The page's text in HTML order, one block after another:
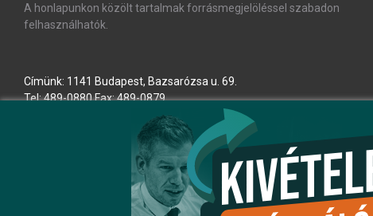
A honlapunkon közölt tartalmak forrásmegjelöléssel szabadon
felhasználhatók.
Címünk: 1141 Budapest, Bazsarózsa u. 69.
Tel: 489-0880 Fax: 489-0879
hu(kdnp[at]kdnp[dot]hu)
Minden jog fenntartva! © KDNP